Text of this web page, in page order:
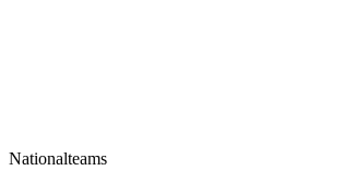
Nationalteams